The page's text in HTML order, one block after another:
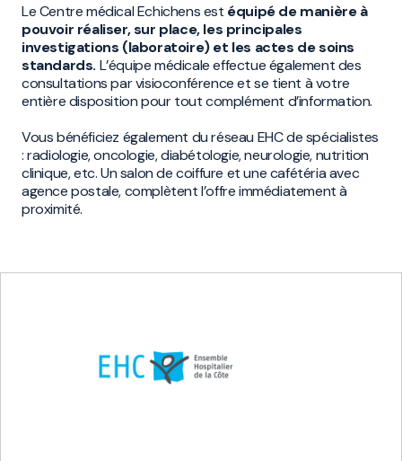
Le Centre médical Echichens est équipé de manière à
pouvoir réaliser, sur place, les principales
investigations (laboratoire) et les actes de soins
standards. L’équipe médicale effectue également des
consultations par visioconférence et se tient à votre
entière disposition pour tout complément d’information.
Vous bénéficiez également du réseau EHC de spécialistes
: radiologie, oncologie, diabétologie, neurologie, nutrition
clinique, etc. Un salon de coiffure et une cafétéria avec
agence postale, complètent l’offre immédiatement à
proximité.